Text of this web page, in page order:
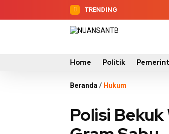
TRENDING
Home Politik
Beranda / Hukum
Polisi